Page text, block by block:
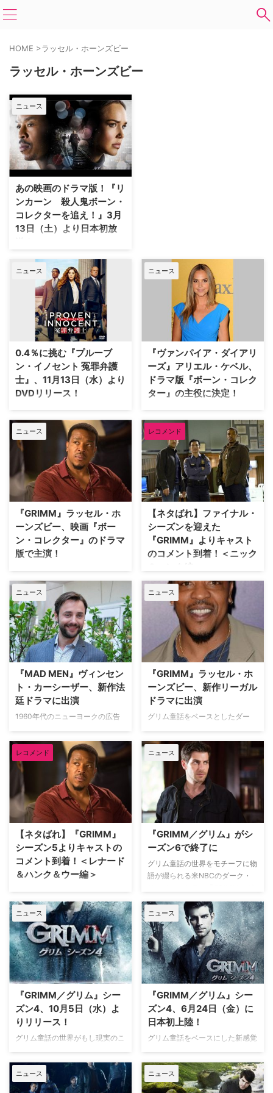
HOME >ラッセル・ホーンズビー
ラッセル・ホーンズビー
ニュース
あの映画のドラマ版！『リ
ンカーン 殺人鬼ボーン・
コレクターを追え！』3月
13日（土）より日本初放
ジェフリー・ディーヴァーの同名
小説をデンゼル・ワシントンとア
ンジェリーナ・ジョリー主演によ
って映像化した1999年の犯罪サ
スペンス映画『ボーン・コレクタ
ー』。そのドラマシリーズ版とな
る『リンカーン 殺人鬼ボーン・
コレクターを追え！』が
WOWOWにて日本初放送となる
（第一話無料放送）。 ニューヨ
ーク市警のリンカーン刑事は…
ニュース
0.4％に挑む『プルーブ
ン・イノセント 冤罪弁護
士』、11月13日（水）より
DVDリリース！
日本でリメイクされた『SUITS／
スーツ』『グッド・ワイフ』をは
じめ、最近人気のジャンルである
リーガルドラマ。そんな中、異色
の経歴を持ち冤罪事件を専門とす
る女性弁護士が、わずか0.4％と
いう「無実を証明できる可能性」
に挑む『プルーブン・イノセント
より先行デジタル配信開始、11月
13日（…
ニュース
『ヴァンパイア・ダイアリ
ーズ』アリエル・ケベル、
ドラマ版『ボーン・コレク
ター』の主役に決定！
1999年に公開された映画『ボー
ン・コレクター』のドラマ版とな
る『Lincoln（原題）』で、人気
ドラマ『ヴァインパイア・ダイア
リーズ』で5シーズンにわたりレ
クシー・ブランソンを演じたアリ
エル・ケベルが、主人公の一人を
演じることがわかった。米TV
事】アンジェリーナ・ジョリー主
演映画『ボ…
ニュース
『GRIMM』ラッセル・ホ
ーンズビー、映画『ボー
ン・コレクター』のドラマ
版で主演！
大人気ホラーファンタジードラマ
『GRIMM／グリム』でハンク・
グリフィン刑事役を演じ、6シー
ズンにわたりレギュラー出演した
ラッセル・ホーンズビーが、映画
『ボーン・コレクター』のドラマ
化となる米NBCの『Lincoln（原
題）』に主演することが明らかと
る。 【関連記事】地上波のドラ
マは本…
レコメンド
【ネタばれ】ファイナル・
シーズンを迎えた
『GRIMM』よりキャスト
のコメント到着！＜ニック
＆ハンク編＞
スーパー！ドラマTVにて5月9日
（水）より独占日本初放送となる
全米大ヒットのダーク・サスペン
スドラマ『GRIMM／グリム』の
ファイナル・シーズンより、キャ
ストたちのコメントが届いたので
4回に分けてお届けしよう。第1
回に登場するのは、デヴィッド・
ジュントーリ（ニック・ブルクハ
ルト役）と、ラッセル・ホーンズ
ビー（ハンク・グ…
ニュース
『MAD MEN』ヴィンセン
ト・カーシーザー、新作法
廷ドラマに出演
1960年代のニューヨークの広告
『MAD MEN マッドメン』で、
ピート・キャンベルを演じたヴィ
ンセント・カーシーザーが、米
FOXが手がける新作法廷ドラマに
出演することが明らかになった。
米TV Lineらが報じている。 【関
連記事】法廷ドラマにはまろ
『プラクティス』…
ニュース
『GRIMM』ラッセル・ホ
ーンズビー、新作リーガル
ドラマに出演
グリム童話をベースとしたダー
／グリム』のハンク・グリフィン
役で知られるラッセル・ホーンズ
ビーが、米FOXが手がける新作法
廷ドラマに主演することが明らか
になった。米Deadlineらが報じ
ている。 【関連記事】まるで日
本の刑事ドラマ！『GRIMM／グ
理由 以前…
レコメンド
【ネタばれ】『GRIMM』
シーズン5よりキャストの
コメント到着！＜レナード
＆ハンク＆ウー編＞
スーパー！ドラマTVにて5月19日
（金）より独占日本初放送となる
全米大ヒットのダーク・サスペン
スドラマ『GRIMM／グリム』の
シーズン5より、キャストたちの
コメントが届いた。それを4回に
分けてお届けしている短期連載の
第3回に登場するのは、サッシ
セル・ホーンズビー（ハンク
役）、レジー・リー（…
ニュース
『GRIMM／グリム』がシ
ーズン6で終了に
グリム童話の世界をモチーフに物
語が綴られる米NBCのダーク・
リム』が、今秋からスタートする
シーズン6をもって終了すること
が明らかになった。米Varietyが
報じている。 『GRIMM』は、
「グリム童話」の編集者として有
名なグリム兄弟の末裔である刑事
ニック（デヴィッド・ジュントー
リ）が、相…
ニュース
『GRIMM／グリム』シー
ズン4、10月5日（水）よ
りリリース！
グリム童話の世界がもし現実のこ
綴られるダーク・サスペンス・ド
ラマ『GRIMM／グリム』シーズ
ン4のブルーレイ＆DVDが10月5
ニュース
『GRIMM／グリム』シー
ズン4、6月24日（金）に
日本初上陸！
グリム童話をベースにした新感覚
グリム』のシーズン4が、スーパ
ー！ドラマTVにて6月24日
（金）より独占日本初放送とな
ニュース ニュース